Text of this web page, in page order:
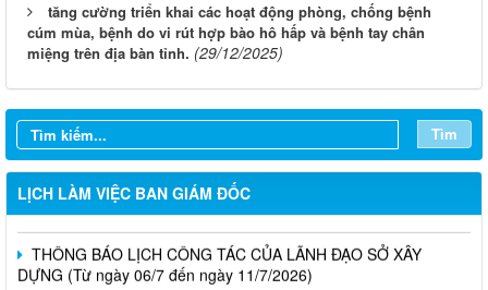
tăng cường triển khai các hoạt động phòng, chống bệnh
cúm mùa, bệnh do vi rút hợp bào hô hấp và bệnh tay chân
miệng trên địa bàn tỉnh. (29/12/2025)
Tìm
LỊCH LÀM VIỆC BAN GIÁM ĐỐC
LỊCH CÔNG TÁC CỦA LÃNH ĐẠO SỞ XÂY DỰNG (Từ ngày
THÔNG BÁO LỊCH CÔNG TÁC CỦA LÃNH ĐẠO SỞ XÂY
DỰNG (Từ ngày 27/7 đến ngày 31/7/2026)
THÔNG BÁO LỊCH CÔNG TÁC CỦA LÃNH ĐẠO SỞ XÂY
DỰNG (Từ ngày 20/7 đến ngày 25/7/2026)
THÔNG BÁO LỊCH CÔNG TÁC CỦA LÃNH ĐẠO SỞ XÂY
DỰNG (Từ ngày 06/7 đến ngày 11/7/2026)